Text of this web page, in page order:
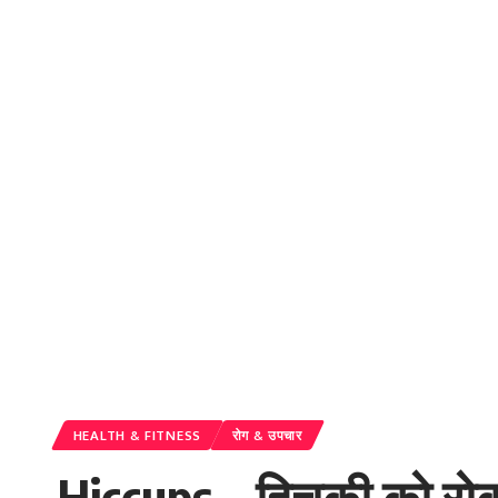
HEALTH & FITNESS रोग & उपचार